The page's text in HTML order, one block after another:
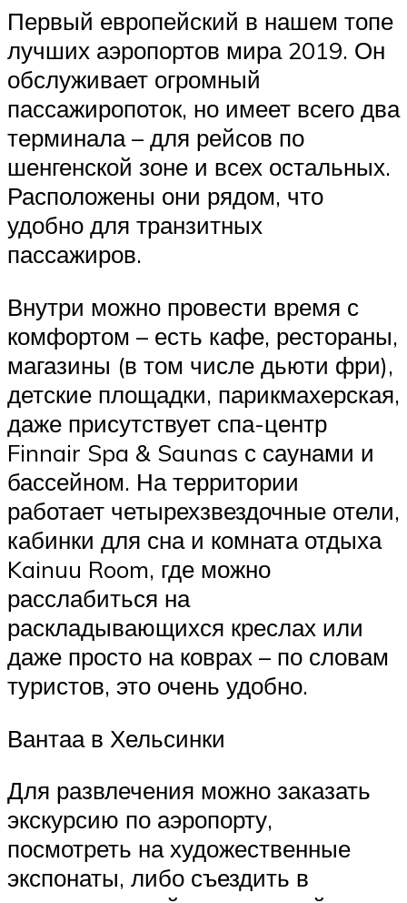
Первый европейский в нашем топе
лучших аэропортов мира 2019. Он
обслуживает огромный
пассажиропоток, но имеет всего два
терминала – для рейсов по
шенгенской зоне и всех остальных.
Расположены они рядом, что
удобно для транзитных
пассажиров.
Внутри можно провести время с
комфортом – есть кафе, рестораны,
магазины (в том числе дьюти фри),
детские площадки, парикмахерская,
даже присутствует спа-центр
Finnair Spa & Saunas с саунами и
бассейном. На территории
работает четырехзвездочные отели,
кабинки для сна и комната отдыха
Kainuu Room, где можно
расслабиться на
раскладывающихся креслах или
даже просто на коврах – по словам
туристов, это очень удобно.
Вантаа в Хельсинки
Для развлечения можно заказать
экскурсию по аэропорту,
посмотреть на художественные
экспонаты, либо съездить в